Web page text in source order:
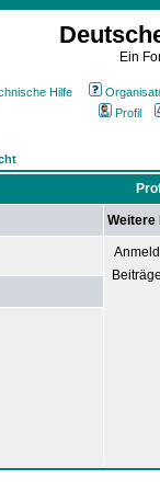
Ein
Hilfe
Profil
Weitere